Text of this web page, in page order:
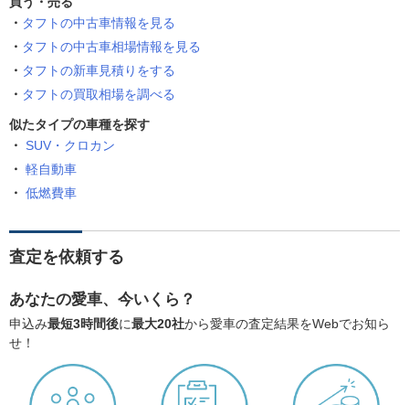
タフトの中古車情報を見る
タフトの中古車相場情報を見る
タフトの新車見積りをする
タフトの買取相場を調べる
似たタイプの車種を探す
SUV・クロカン
軽自動車
低燃費車
査定を依頼する
あなたの愛車、今いくら？
申込み最短3時間後に最大20社から愛車の査定結果をWebでお知ら
せ！